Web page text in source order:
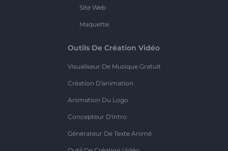
Site Web
Maquette
Outils De Création Vidéo
Visualiseur De Musique Gratuit
Création D'animation
Animation Du Logo
Concepteur D'intro
Générateur De Texte Animé